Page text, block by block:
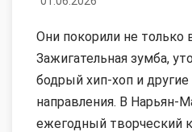
Они покорили не только
Зажигательная зумба,
бодрый хип-хоп и
направления. В Нарьян-
ежегодный творческий